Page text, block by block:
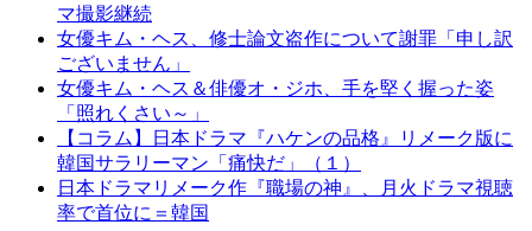
マ撮影継続
女優キム・ヘス、修士論文盗作について謝罪「申し訳
ございません」
女優キム・ヘス＆俳優オ・ジホ、手を堅く握った姿
「照れくさい～」
【コラム】日本ドラマ『ハケンの品格』リメーク版に
韓国サラリーマン「痛快だ」（１）
日本ドラマリメーク作『職場の神』、月火ドラマ視聴
率で首位に＝韓国